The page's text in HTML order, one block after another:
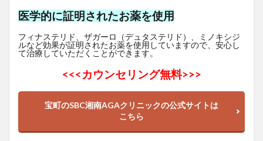
医学的に証明されたお薬を使用
フィナステリド、ザガーロ（デュタステリド）、ミノキシジ
ルなど効果が証明されたお薬を使用していますので、安心し
て治療していただくことができます。
<<<カウンセリング無料>>>
宝町のSBC湘南AGAクリニックの公式サイトは
こちら